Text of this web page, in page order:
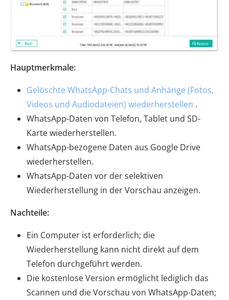
Hauptmerkmale:
Gelöschte WhatsApp-Chats und Anhänge (Fotos,
Videos und Audiodateien) wiederherstellen .
WhatsApp-Daten von Telefon, Tablet und SD-
Karte wiederherstellen.
WhatsApp-bezogene Daten aus Google Drive
wiederherstellen.
WhatsApp-Daten vor der selektiven
Wiederherstellung in der Vorschau anzeigen.
Nachteile:
Ein Computer ist erforderlich; die
Wiederherstellung kann nicht direkt auf dem
Telefon durchgeführt werden.
Die kostenlose Version ermöglicht lediglich das
Scannen und die Vorschau von WhatsApp-Daten;